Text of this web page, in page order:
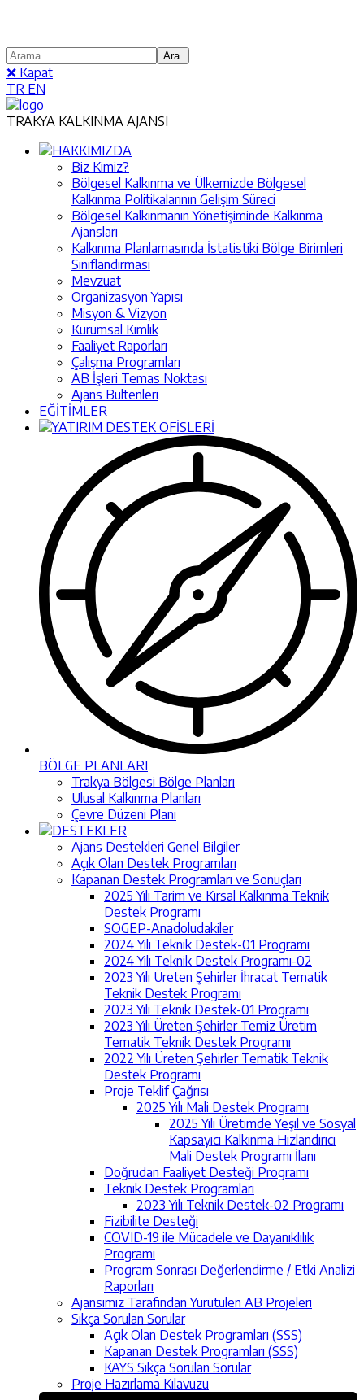
❌ Kapat
TR EN
TRAKYA KALKINMA AJANSI
HAKKIMIZDA
Biz Kimiz?
Bölgesel Kalkınma ve Ülkemizde Bölgesel
Kalkınma Politikalarının Gelişim Süreci
Bölgesel Kalkınmanın Yönetişiminde Kalkınma
Ajansları
Kalkınma Planlamasında İstatistiki Bölge Birimleri
Sınıflandırması
Mevzuat
Organizasyon Yapısı
Misyon & Vizyon
Kurumsal Kimlik
Faaliyet Raporları
Çalışma Programları
AB İşleri Temas Noktası
Ajans Bültenleri
EĞİTİMLER
YATIRIM DESTEK OFİSLERİ
BÖLGE PLANLARI
Trakya Bölgesi Bölge Planları
Ulusal Kalkınma Planları
Çevre Düzeni Planı
DESTEKLER
Ajans Destekleri Genel Bilgiler
Açık Olan Destek Programları
Kapanan Destek Programları ve Sonuçları
2025 Yılı Tarim ve Kırsal Kalkınma Teknik
Destek Programı
SOGEP-Anadoludakiler
2024 Yılı Teknik Destek-01 Programı
2024 Yılı Teknik Destek Programı-02
2023 Yılı Üreten Şehirler İhracat Tematik
Teknik Destek Programı
2023 Yılı Teknik Destek-01 Programı
2023 Yılı Üreten Şehirler Temiz Üretim
Tematik Teknik Destek Programı
2022 Yılı Üreten Şehirler Tematik Teknik
Destek Programı
Proje Teklif Çağrısı
2025 Yılı Mali Destek Programı
2025 Yılı Üretimde Yeşil ve Sosyal
Kapsayıcı Kalkınma Hızlandırıcı
Mali Destek Programı İlanı
Doğrudan Faaliyet Desteği Programı
Teknik Destek Programları
2023 Yılı Teknik Destek-02 Programı
Fizibilite Desteği
COVID-19 ile Mücadele ve Dayanıklılık
Programı
Program Sonrası Değerlendirme / Etki Analizi
Raporları
Ajansımız Tarafından Yürütülen AB Projeleri
Sıkça Sorulan Sorular
Açık Olan Destek Programları (SSS)
Kapanan Destek Programları (SSS)
KAYS Sıkça Sorulan Sorular
Proje Hazırlama Kılavuzu